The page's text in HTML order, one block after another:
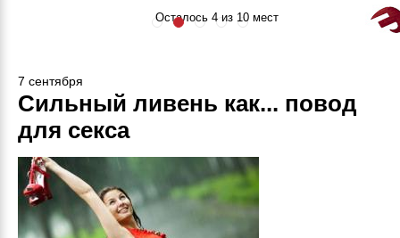
Осталось 4 из 10 местрезультата
7 сентября
Сильный ливень как... повод
для секса